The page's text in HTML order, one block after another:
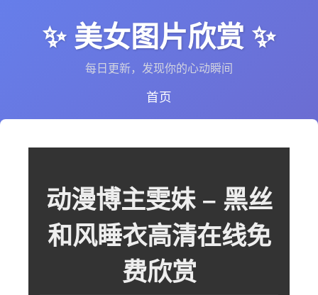
✨ 美女图片欣赏 ✨
每日更新，发现你的心动瞬间
首页
动漫博主雯妹 – 黑丝
和风睡衣高清在线免
费欣赏